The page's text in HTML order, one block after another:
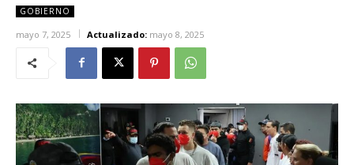
GOBIERNO
mayo 7, 2025 Actualizado: mayo 8, 2025